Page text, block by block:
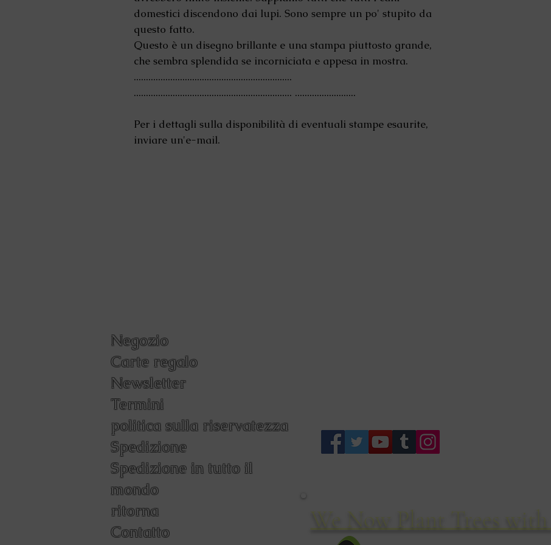
domestici discendono dai lupi. Sono sempre un po' stupito da
questo fatto.
Questo è un disegno brillante e una stampa piuttosto grande,
che sembra splendida se incorniciata e appesa in mostra.
.................................................................
................................................................. .........................
Per i dettagli sulla disponibilità di eventuali stampe esaurite,
inviare un'e-mail.
Negozio
Carte regalo
Newsletter
Termini
politica sulla riservatezza
Spedizione
Spedizione in tutto il
mondo
ritorna
Contatto
We Now Plant Trees with